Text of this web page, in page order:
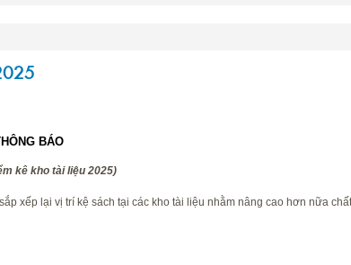
BÁO
kê kho tài liệu 2025)
xếp lại vị trí kệ sách tại các kho tài liệu nhằm nâng cao hơn nữa